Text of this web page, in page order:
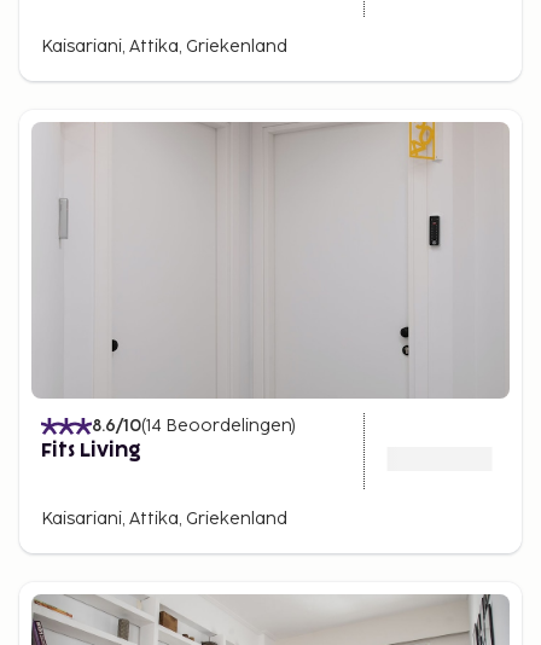
Kaisariani, Attika, Griekenland
8.6/10(14 Beoordelingen)
Fits Living
Kaisariani, Attika, Griekenland